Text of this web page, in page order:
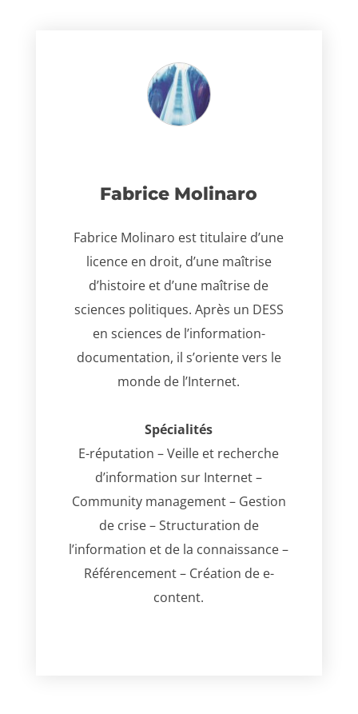
Fabrice Molinaro
Fabrice Molinaro est titulaire d’une
licence en droit, d’une maîtrise
d’histoire et d’une maîtrise de
sciences politiques. Après un DESS
en sciences de l’information-
documentation, il s’oriente vers le
monde de l’Internet.
Spécialités
E-réputation – Veille et recherche
d’information sur Internet –
Community management – Gestion
de crise – Structuration de
l’information et de la connaissance –
Référencement – Création de e-
content.